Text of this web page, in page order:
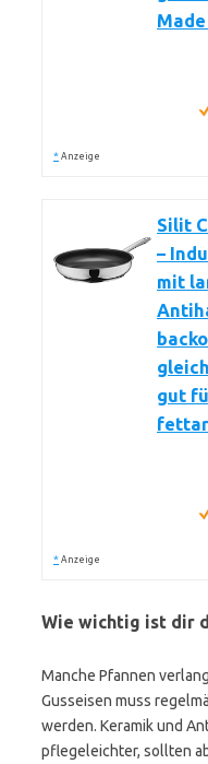
Made
* Anzeige
Silit
–
mit
gut
* Anzeige
Wie wichtig ist dir
Manche Pfannen
Gusseisen muss
werden. Keramik und
pflegeleichter, sollten